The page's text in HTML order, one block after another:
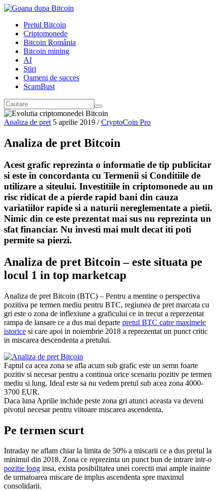
Pretul Bitcoin
Criptomonede
Bitcoin România
Bitcoin mining
AI
Stiri
Oameni de succes
ScamBust
Analiza de pret 5 aprilie 2019 / CryptoCoin Pro
Analiza de pret Bitcoin
Acest grafic reprezinta o informatie de tip publicitar
si este in concordanta cu Termenii si Conditiile de
utilizare a siteului. Investitiile in criptomonede au un
risc ridicat de a pierde rapid bani din cauza
variatiilor rapide si a naturii nereglementate a pietii.
Nimic din ce este prezentat mai sus nu reprezinta un
sfat financiar. Nu investi mai mult decat iti poti
permite sa pierzi.
Analiza de pret Bitcoin – este situata pe
locul 1 in top marketcap
Analiza de pret Bitcoin (BTC) – Pentru a mentine o perspectiva
pozitiva pe termen mediu pentru BTC, regiunea de pret marcata cu
gri este o zona de inflexiune a graficului ce in trecut a reprezentat
rampa de lansare ce a dus mai departe pretul BTC catre maximele
istorice si care apoi in noiembrie 2018 a reprezentat un punct critic
in miscarea descendenta a pretului.
Faptul ca acea zona se afla acum sub grafic este un semn foarte
pozitiv si necesar pentru a continua orice scenariu pozitiv pe termen
mediu si lung. Ideal este sa nu vedem pretul sub acea zona 4000-
3700 EUR.
Daca luna Aprilie inchide peste zona gri atunci aceasta va deveni
pivotul necesar pentru viitoare miscarea ascendenta.
Pe termen scurt
Intraday ne aflam chiar la limita de 50% a miscarii ce a dus pretul la
minimul din 2018. Zona ce reprezinta un punct bun de intrare intr-o
pozitie long insa, exista posibilitatea unei corectii mai ample inainte
de urmatoarea miscare de implus ascendenta spre maximul
consolidarii.